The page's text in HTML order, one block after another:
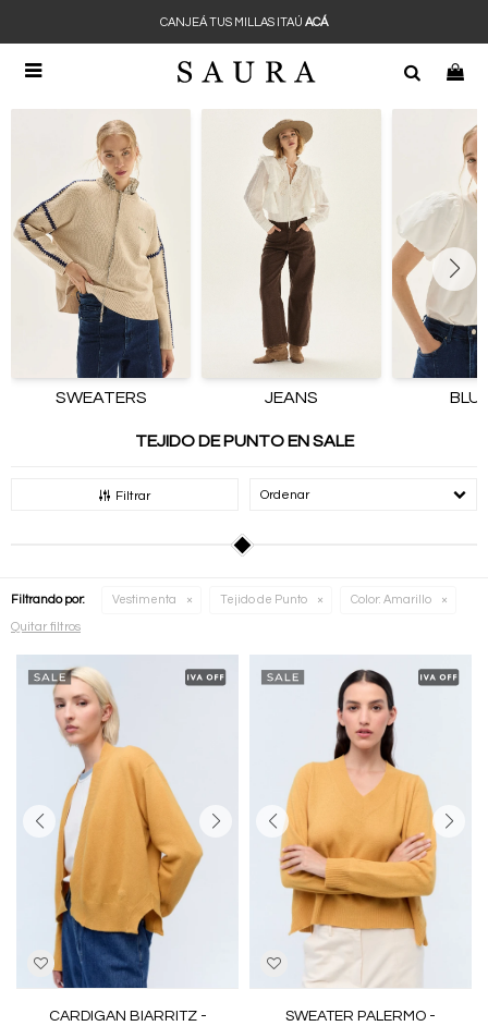

CANJEÁ TUS MILLAS ITAÚ ACÁ
SWEATERS JEANS
TEJIDO DE PUNTO EN SALE
Filtrar Recomendados
Filtrando por: Vestimenta Tejido de Punto Color: Amarillo
Quitar filtros
CARDIGAN BIARRITZ -
SWEATER PALERMO -